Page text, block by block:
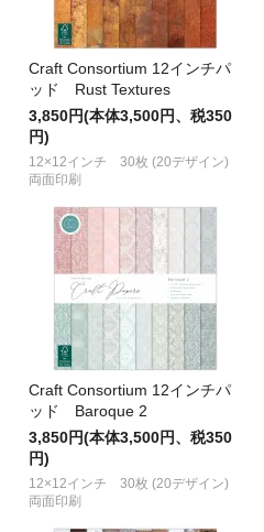
Craft Consortium 12インチパ
ッド Rust Textures
3,850円(本体3,500円、税350
円)
12×12インチ 30枚 (20デザイン)
両面印刷
Craft Consortium 12インチパ
ッド Baroque 2
3,850円(本体3,500円、税350
円)
12×12インチ 30枚 (20デザイン)
両面印刷